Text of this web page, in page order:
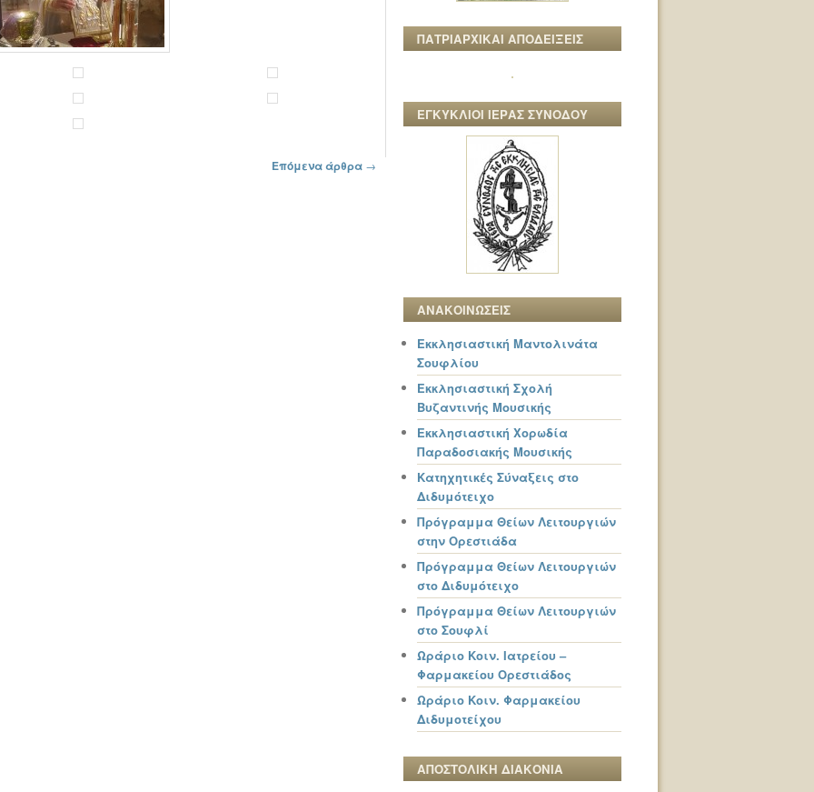
Επόμενα άρθρα →
ΠΑΤΡΙΑΡΧΙΚΑΙ ΑΠΟΔΕΙΞΕΙΣ
ΕΓΚΥΚΛΙΟΙ ΙΕΡΑΣ ΣΥΝΟΔΟΥ
ΑΝΑΚΟΙΝΩΣΕΙΣ
Εκκλησιαστική Μαντολινάτα
Σουφλίου
Εκκλησιαστική Σχολή
Βυζαντινής Μουσικής
Εκκλησιαστική Χορωδία
Παραδοσιακής Μουσικής
Κατηχητικές Σύναξεις στο
Διδυμότειχο
Πρόγραμμα Θείων Λειτουργιών
στην Ορεστιάδα
Πρόγραμμα Θείων Λειτουργιών
στο Διδυμότειχο
Πρόγραμμα Θείων Λειτουργιών
στο Σουφλί
Ωράριο Κοιν. Ιατρείου –
Φαρμακείου Ορεστιάδος
Ωράριο Κοιν. Φαρμακείου
Διδυμοτείχου
ΑΠΟΣΤΟΛΙΚΗ ΔΙΑΚΟΝΙΑ